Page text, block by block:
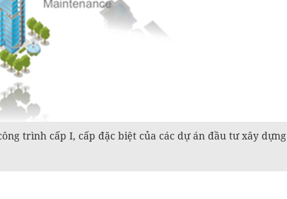
trình cấp I, cấp đặc biệt của các dự án đầu tư xây dựng